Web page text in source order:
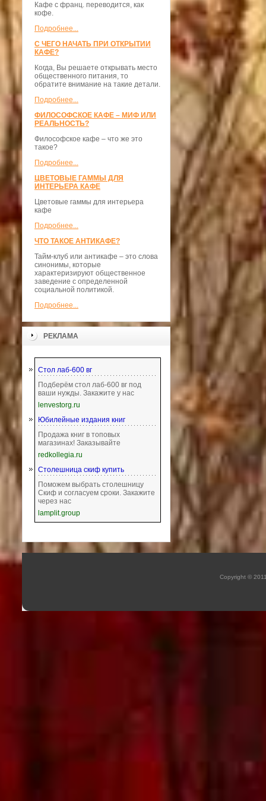
Кафе с франц. переводится, как
кофе.
Подробнее...
С ЧЕГО НАЧАТЬ ПРИ ОТКРЫТИИ
КАФЕ?
Когда, Вы решаете открывать место
общественного питания, то
обратите внимание на такие детали.
Подробнее...
ФИЛОСОФСКОЕ КАФЕ – МИФ ИЛИ
РЕАЛЬНОСТЬ?
Философское кафе – что же это
такое?
Подробнее...
ЦВЕТОВЫЕ ГАММЫ ДЛЯ
ИНТЕРЬЕРА КАФЕ
Цветовые гаммы для интерьера
кафе
Подробнее...
ЧТО ТАКОЕ АНТИКАФЕ?
Тайм-клуб или антикафе – это слова
синонимы, которые
характеризируют общественное
заведение с определенной
социальной политикой.
Подробнее...
РЕКЛАМА
Стол лаб-600 вг
Подберём стол лаб-600 вг под
ваши нужды. Закажите у нас
lenvestorg.ru
Юбилейные издания книг
Продажа книг в топовых
магазинах! Заказывайте
redkollegia.ru
Столешница скиф купить
Поможем выбрать столешницу
Скиф и согласуем сроки. Закажите
через нас
lamplit.group
Copyright ©